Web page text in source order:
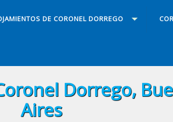
DE CORONEL DORREGO
Dorrego,
Aires